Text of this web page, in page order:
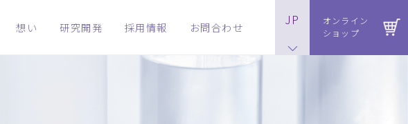
想い 研究開発 採用情報 お問合わせ JP
オンライン
ショップ